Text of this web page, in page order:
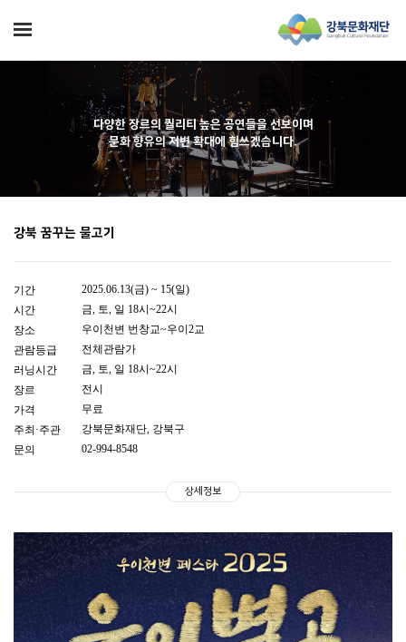
다양한 장르의 퀄리티 높은 공연들을 선보이며
문화 향유의 저변 확대에 힘쓰겠습니다.
강북 꿈꾸는 물고기 展
기간
2025.06.13(금) ~ 15(일)
시간
금, 토, 일 18시~22시
장소
우이천변 번창교~우이2교
관람등급
전체관람가
러닝시간
금, 토, 일 18시~22시
장르
전시
가격
무료
주최·주관
강북문화재단, 강북구
문의
02-994-8548
상세정보